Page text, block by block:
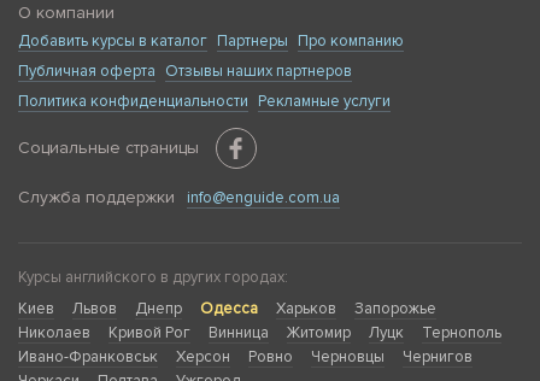
О компании
Добавить курсы в каталог Партнеры
Про компанию
Публичная оферта
Отзывы наших партнеров
Политика конфиденциальности
Рекламные услуги
Социальные страницы
Служба поддержки info@enguide.com.ua
Курсы английского в других городах:
Киев
Львов Днепр Одесса Харьков
Запорожье
Николаев
Кривой Рог Винница Житомир Луцк
Тернополь
Ивано-Франковськ
Херсон Ровно Черновцы
Чернигов